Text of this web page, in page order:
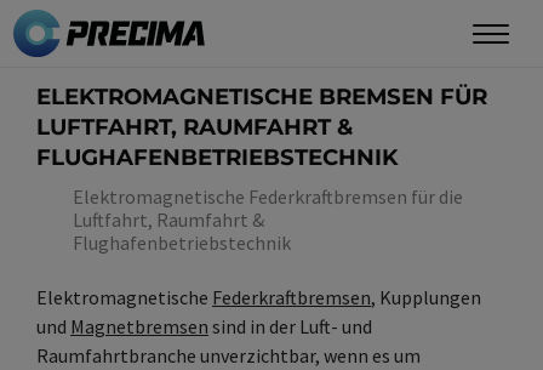
Direkt
zum
ELEKTROMAGNETISCHE BREMSEN FÜR
LUFTFAHRT, RAUMFAHRT &
FLUGHAFENBETRIEBSTECHNIK
Elektromagnetische Federkraftbremsen für die
Luftfahrt, Raumfahrt &
Flughafenbetriebstechnik
Elektromagnetische Federkraftbremsen, Kupplungen
und Magnetbremsen sind in der Luft- und
Raumfahrtbranche unverzichtbar, wenn es um